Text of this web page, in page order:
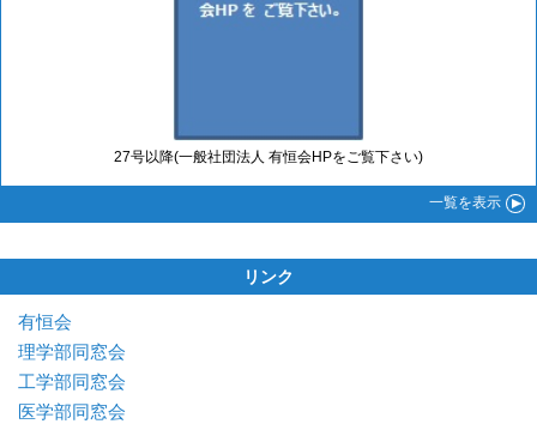
27号以降(一般社団法人 有恒会HPをご覧下さい)
一覧を表示
リンク
有恒会
理学部同窓会
工学部同窓会
医学部同窓会